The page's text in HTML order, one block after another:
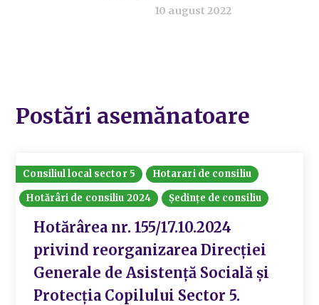
10 august 2022
Postări asemănatoare
Consiliul local sector 5
Hotarari de consiliu
Hotărâri de consiliu 2024
Ședințe de consiliu
Hotărârea nr. 155/17.10.2024
privind reorganizarea Direcției
Generale de Asistență Socială și
Protecția Copilului Sector 5.